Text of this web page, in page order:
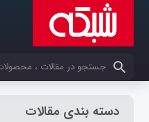
کلمات کلیدی خود را وارد کنید
دسته بندی مقالات